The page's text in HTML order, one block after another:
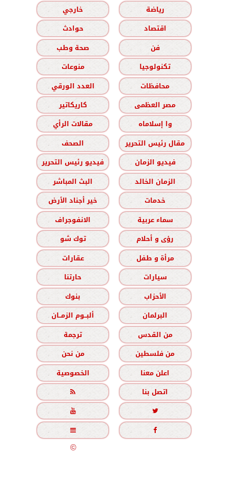
رياضة
خارجي
اقتصاد
حوادث
فن
صحة وطب
تكنولوجيا
منوعات
محافظات
العدد الورقي
مصر العظمى
كاريكاتير
وا إسلاماه
مقالات الرأي
مقال رئيس التحرير
الصحف
فيديو الزمان
فيديو رئيس التحرير
الزمان الخالد
البث المباشر
خدمات
خير أجناد الأرض
سماء عربية
الانفوجراف
رؤى و أحلام
توك شو
مرأة و طفل
عقارات
سيارات
حارتنا
الأحزاب
بنوك
البرلمان
ألبــوم الزمــان
من القدس
ترجمة
من فلسطين
من نحن
اعلن معنا
الخصوصية
اتصل بنا





جميع الحقوق محفوظة©